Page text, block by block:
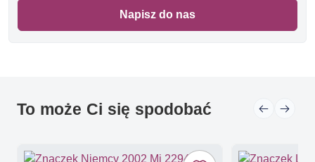
Napisz do nas
To może Ci się spodobać